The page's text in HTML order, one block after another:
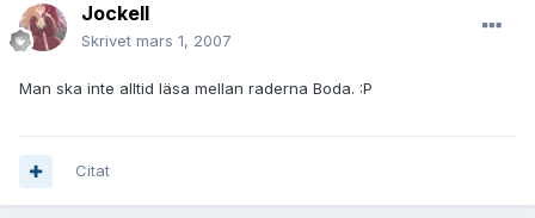
JockeII
Skrivet mars 1, 2007
Man ska inte alltid läsa mellan raderna Boda. :P
Citat